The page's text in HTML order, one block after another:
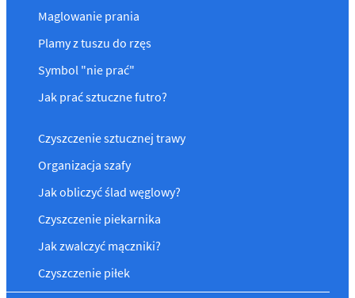
Maglowanie prania
Plamy z tuszu do rzęs
Symbol "nie prać"
Jak prać sztuczne futro?
Czyszczenie sztucznej trawy
Organizacja szafy
Jak obliczyć ślad węglowy?
Czyszczenie piekarnika
Jak zwalczyć mączniki?
Czyszczenie piłek